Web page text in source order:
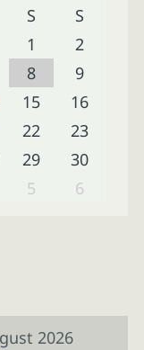
S
S
1
2
8
9
15
16
22
23
29
30
5 6
2026